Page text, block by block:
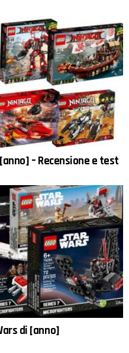
– Recensione e test
di [anno]